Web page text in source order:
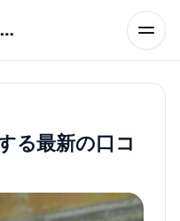
毛穴に悩む30代へ！本気のケア術特集
る最新の口コ